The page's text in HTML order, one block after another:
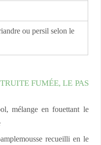
ou persil selon le
FUMÉE, LE PAS
mélange en fouettant le
recueilli en le